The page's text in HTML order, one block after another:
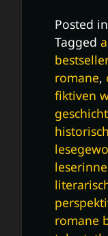
Posted in
Tagged
romane,
fiktiven
romane